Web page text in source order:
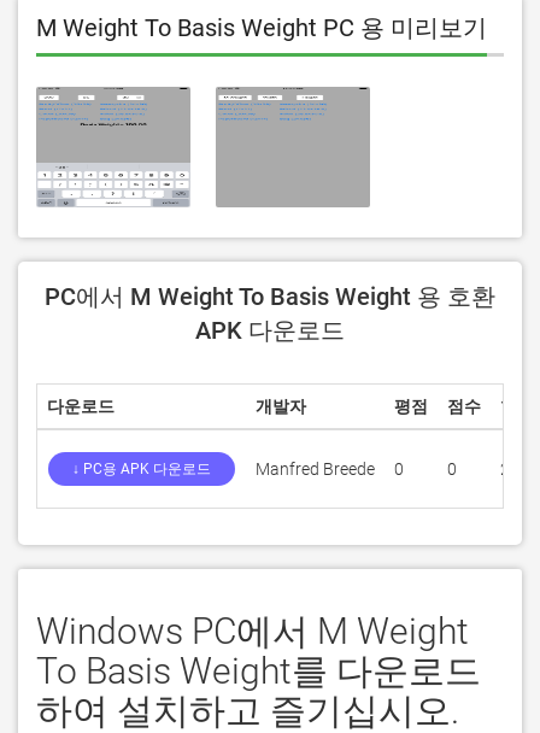
M Weight To Basis Weight PC 용 미리보기
PC에서 M Weight To Basis Weight 용 호환
APK 다운로드
다운로드 개발자 평점 점수 현재
↓ PC용 APK 다운로드 Manfred Breede 0 0 2.3
Windows PC에서 M Weight
To Basis Weight를 다운로드
하여 설치하고 즐기십시오.